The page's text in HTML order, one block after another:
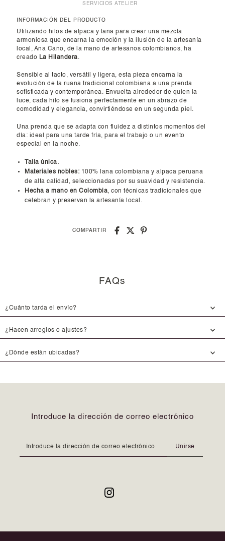
SERVICIOS ATELIER
INFORMACIÓN DEL PRODUCTO
Utilizando hilos de alpaca y lana para crear una mezcla
armoniosa que encarna la emoción y la ilusión de la artesanía
local, Ana Cano, de la mano de artesanos colombianos, ha
creado La Hilandera.
Sensible al tacto, versátil y ligera, esta pieza encarna la
evolución de la ruana tradicional colombiana a una prenda
sofisticada y contemporánea. Envuelta alrededor de quien la
luce, cada hilo se fusiona perfectamente en un abrazo de
comodidad y elegancia, convirtiéndose en un segunda piel.
Una prenda que se adapta con fluidez a distintos momentos del
día: ideal para una tarde fría, para el trabajo o un evento
especial en la noche.
Talla única.
Materiales nobles: 100% lana colombiana y alpaca peruana
de alta calidad, seleccionadas por su suavidad y resistencia.
Hecha a mano en Colombia, con técnicas tradicionales que
celebran y preservan la artesanía local.
COMPARTIR
FAQs
¿Cuánto tarda el envío?
¿Hacen arreglos o ajustes?
¿Dónde están ubicadas?
Introduce la dirección de correo electrónico
Unirse